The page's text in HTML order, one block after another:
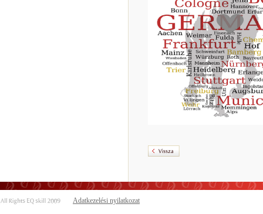
Adatkezelési nyilatkozat